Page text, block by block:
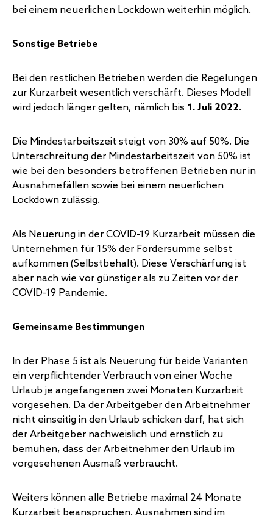
bei einem neuerlichen Lockdown weiterhin möglich.
Sonstige Betriebe
Bei den restlichen Betrieben werden die Regelungen
zur Kurzarbeit wesentlich verschärft. Dieses Modell
wird jedoch länger gelten, nämlich bis 1. Juli 2022.
Die Mindestarbeitszeit steigt von 30% auf 50%. Die
Unterschreitung der Mindestarbeitszeit von 50% ist
wie bei den besonders betroffenen Betrieben nur in
Ausnahmefällen sowie bei einem neuerlichen
Lockdown zulässig.
Als Neuerung in der COVID-19 Kurzarbeit müssen die
Unternehmen für 15% der Fördersumme selbst
aufkommen (Selbstbehalt). Diese Verschärfung ist
aber nach wie vor günstiger als zu Zeiten vor der
COVID-19 Pandemie.
Gemeinsame Bestimmungen
In der Phase 5 ist als Neuerung für beide Varianten
ein verpflichtender Verbrauch von einer Woche
Urlaub je angefangenen zwei Monaten Kurzarbeit
vorgesehen. Da der Arbeitgeber den Arbeitnehmer
nicht einseitig in den Urlaub schicken darf, hat sich
der Arbeitgeber nachweislich und ernstlich zu
bemühen, dass der Arbeitnehmer den Urlaub im
vorgesehenen Ausmaß verbraucht.
Weiters können alle Betriebe maximal 24 Monate
Kurzarbeit beanspruchen. Ausnahmen sind im